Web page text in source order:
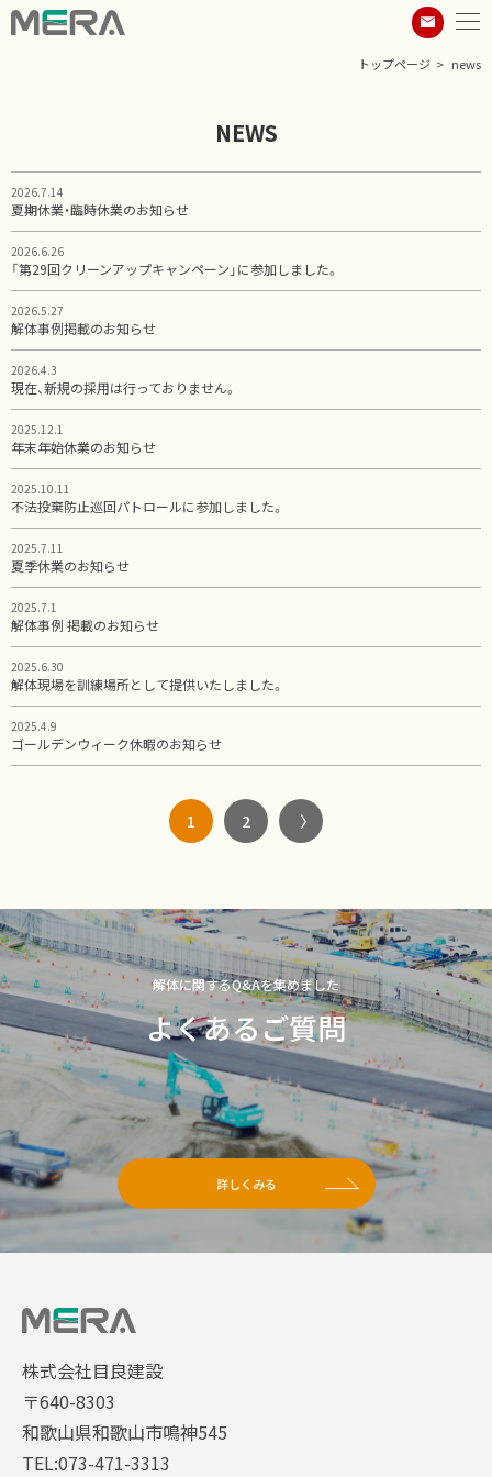
トップページ news
NEWS
2026.7.14
夏期休業・臨時休業のお知らせ
2026.6.26
「第29回クリーンアップキャンペーン」に参加しました。
2026.5.27
解体事例掲載のお知らせ
2026.4.3
現在、新規の採用は行っておりません。
2025.12.1
年末年始休業のお知らせ
2025.10.11
不法投棄防止巡回パトロールに参加しました。
2025.7.11
夏季休業のお知らせ
2025.7.1
解体事例 掲載のお知らせ
2025.6.30
解体現場を訓練場所として提供いたしました。
2025.4.9
ゴールデンウィーク休暇のお知らせ
1 2 〉
解体に関するQ&Aを集めました
よくあるご質問
詳しくみる
株式会社目良建設
〒640-8303
和歌山県和歌山市鳴神545
TEL:073-471-3313